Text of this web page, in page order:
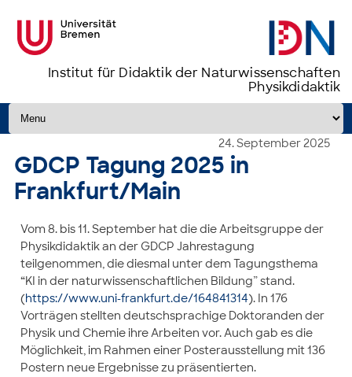
Institut für Didaktik der Naturwissenschaften
Physikdidaktik
Zum Inhalt springen
24. September 2025
GDCP Tagung 2025 in
Frankfurt/Main
Vom 8. bis 11. September hat die die Arbeitsgruppe der
Physikdidaktik an der GDCP Jahrestagung
teilgenommen, die diesmal unter dem Tagungsthema
“KI in der naturwissenschaftlichen Bildung” stand.
(https://www.uni-frankfurt.de/164841314). In 176
Vorträgen stellten deutschsprachige Doktoranden der
Physik und Chemie ihre Arbeiten vor. Auch gab es die
Möglichkeit, im Rahmen einer Posterausstellung mit 136
Postern neue Ergebnisse zu präsentierten.